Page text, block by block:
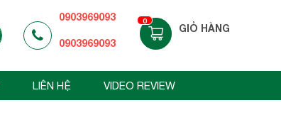
0903969093
0903969093
0
GIỎ HÀNG
LIÊN HỆ VIDEO REVIEW